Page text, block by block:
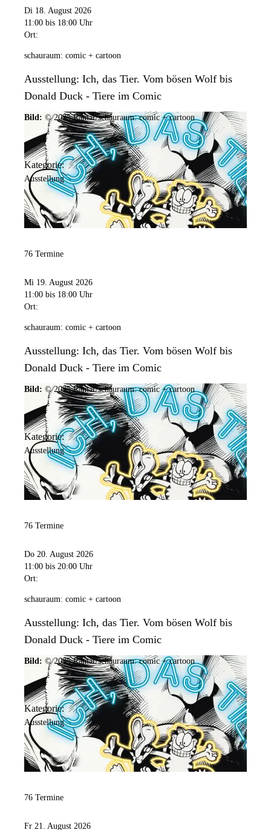
Di 18. August 2026
11:00 bis 18:00 Uhr
Ort:
schauraum: comic + cartoon
Ausstellung: Ich, das Tier. Vom bösen Wolf bis
Donald Duck - Tiere im Comic
Bild: © 2025 Ramar/schauraum: comic + cartoon
Kategorie:
Ausstellung
76 Termine
Mi 19. August 2026
11:00 bis 18:00 Uhr
Ort:
schauraum: comic + cartoon
Ausstellung: Ich, das Tier. Vom bösen Wolf bis
Donald Duck - Tiere im Comic
Bild: © 2025 Ramar/schauraum: comic + cartoon
Kategorie:
Ausstellung
76 Termine
Do 20. August 2026
11:00 bis 20:00 Uhr
Ort:
schauraum: comic + cartoon
Ausstellung: Ich, das Tier. Vom bösen Wolf bis
Donald Duck - Tiere im Comic
Bild: © 2025 Ramar/schauraum: comic + cartoon
Kategorie:
Ausstellung
76 Termine
Fr 21. August 2026